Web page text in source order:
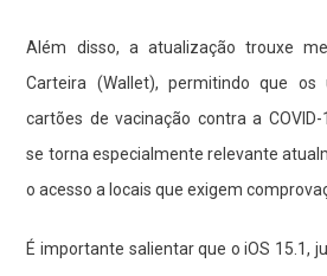
Além disso, a atualização trouxe
Carteira (Wallet), permitindo que os
cartões de vacinação contra a
se torna especialmente relevante
o acesso a locais que exigem
É importante salientar que o iOS 15.1,